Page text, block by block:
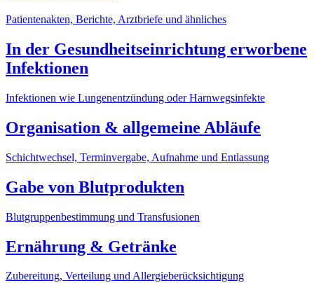
Patientenakten, Berichte, Arztbriefe und ähnliches
In der Gesundheitseinrichtung erworbene
Infektionen
Infektionen wie Lungenentzündung oder Harnwegsinfekte
Organisation & allgemeine Abläufe
Schichtwechsel, Terminvergabe, Aufnahme und Entlassung
Gabe von Blutprodukten
Blutgruppenbestimmung und Transfusionen
Ernährung & Getränke
Zubereitung, Verteilung und Allergieberücksichtigung